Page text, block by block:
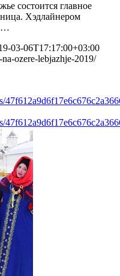
состоится главное
Хэдлайнером
03-06T17:17:00+03:00
ozere-lebjazhje-2019/